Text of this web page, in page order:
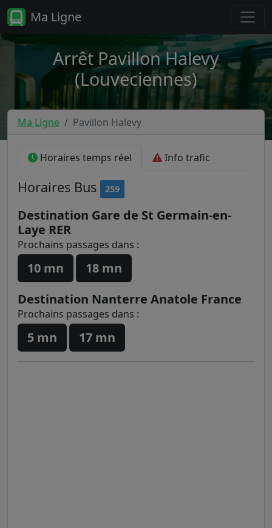
Ma Ligne
Arrêt Pavillon Halevy
(Louveciennes)
Ma Ligne Pavillon Halevy
Horaires temps réel Info trafic
Horaires Bus 259
Destination Gare de St Germain-en-
Laye RER
Prochains passages dans :
10 mn
18 mn
Destination Nanterre Anatole France
Prochains passages dans :
5 mn 17 mn